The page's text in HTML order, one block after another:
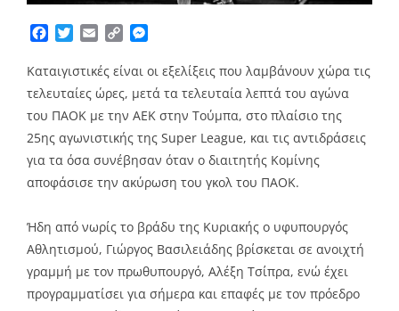
Facebook
TwitterEmailCopy
Καταιγιστικές είναι οι εξελίξεις που λαμβάνουν χώρα τις
τελευταίες ώρες, μετά τα τελευταία λεπτά του αγώνα
του ΠΑΟΚ με την ΑΕΚ στην Τούμπα, στο πλαίσιο της
25ης αγωνιστικής της Super League, και τις αντιδράσεις
για τα όσα συνέβησαν όταν ο διαιτητής Κομίνης
αποφάσισε την ακύρωση του γκολ του ΠΑΟΚ.
Ήδη από νωρίς το βράδυ της Κυριακής ο υφυπουργός
Αθλητισμού, Γιώργος Βασιλειάδης βρίσκεται σε ανοιχτή
γραμμή με τον πρωθυπουργό, Αλέξη Τσίπρα, ενώ έχει
προγραμματίσει για σήμερα και επαφές με τον πρόεδρο